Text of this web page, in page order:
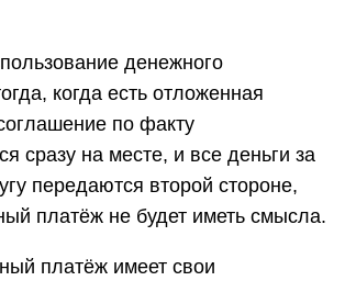
денежного
когда есть отложенная
по факту
сразу на месте, и все деньги за
передаются второй стороне,
платёж не будет иметь смысла.
платёж имеет свои